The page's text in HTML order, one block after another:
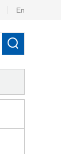
En
